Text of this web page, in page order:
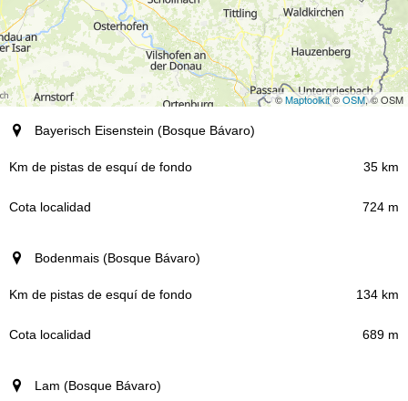
©Maptoolkit©OSM, © OSM
Destino (región)
Km de pistas de esquí de fondo
Bayerisch Eisenstein (Bosque Bávaro)
35 km
724 m
Bodenmais (Bosque Bávaro)
134 km
689 m
Lam (Bosque Bávaro)